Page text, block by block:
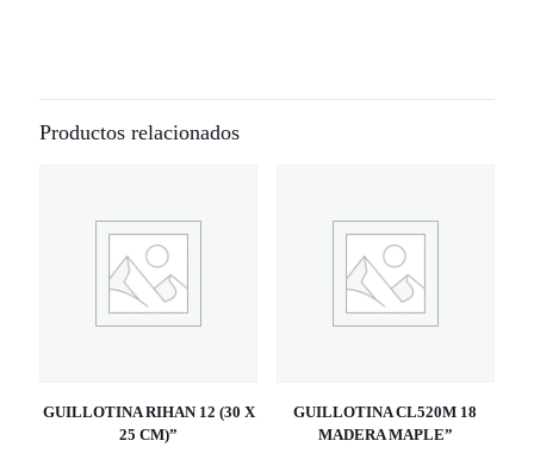
Productos relacionados
GUILLOTINA RIHAN 12 (30 X
25 CM)”
GUILLOTINA CL520M 18
MADERA MAPLE”